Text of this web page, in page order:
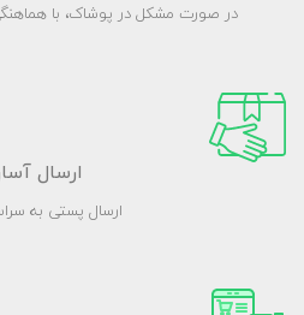
در صورت مشکل در پوشاک، با
ارسال
ارسال پستی به